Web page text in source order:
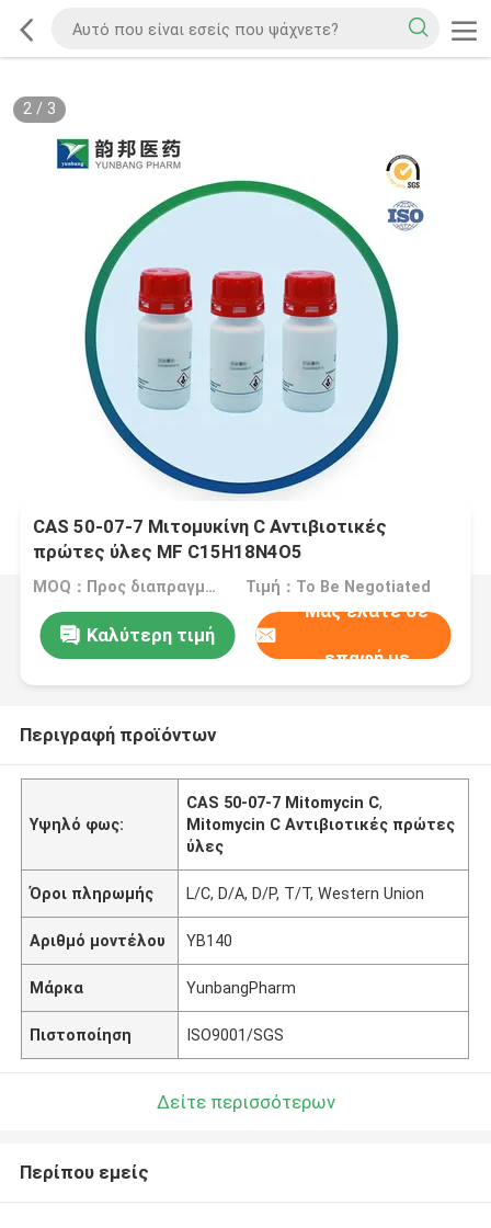
2/ 3
CAS 50-07-7 Μιτομυκίνη C Αντιβιοτικές
πρώτες ύλες MF C15H18N4O5
MOQ：Προς διαπραγμάτευση Τιμή：To Be Negotiated
Καλύτερη τιμή
Μας ελάτε σε
επαφή με
Περιγραφή προϊόντων
Υψηλό φως:
CAS 50-07-7 Mitomycin C,
Mitomycin C Αντιβιοτικές πρώτες
ύλες
Όροι πληρωμής L/C, D/A, D/P, T/T, Western Union
Αριθμό μοντέλου YB140
Μάρκα YunbangPharm
Πιστοποίηση ISO9001/SGS
Δείτε περισσότερων
Περίπου εμείς